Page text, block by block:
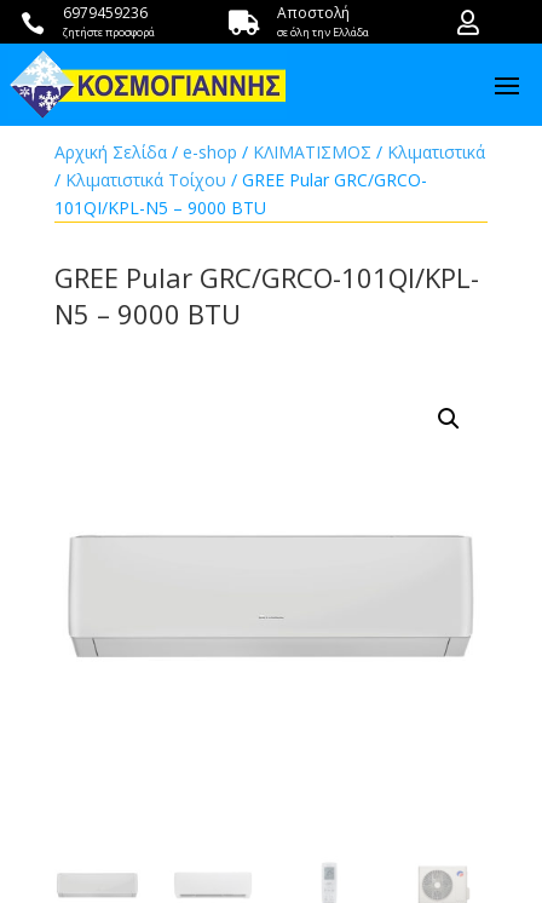
 6979459236
ζητήστε προσφορά  Αποστολή
σε όλη την Ελλάδα 
Αρχική Σελίδα/ e-shop / ΚΛΙΜΑΤΙΣΜΟΣ / Κλιματιστικά
/ Κλιματιστικά Τοίχου / GREE Pular GRC/GRCO-
101QI/KPL-N5 – 9000 BTU
GREE Pular GRC/GRCO-101QI/KPL-
N5 – 9000 BTU